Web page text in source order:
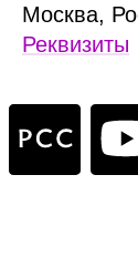
Москва,
Реквизиты